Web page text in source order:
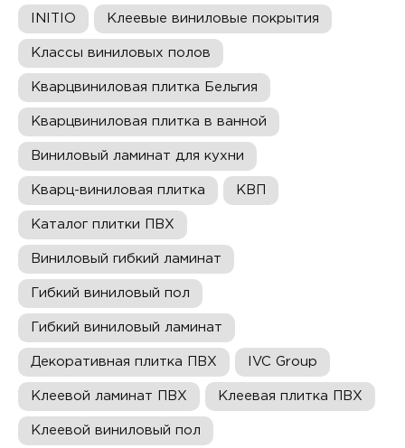
INITIO Клеевые виниловые покрытия
Классы виниловых полов
Кварцвиниловая плитка Бельгия
Кварцвиниловая плитка в ванной
Виниловый ламинат для кухни
Кварц-виниловая плитка КВП
Каталог плитки ПВХ
Виниловый гибкий ламинат
Гибкий виниловый пол
Гибкий виниловый ламинат
Декоративная плитка ПВХ IVC Group
Клеевой ламинат ПВХ Клеевая плитка ПВХ
Клеевой виниловый пол